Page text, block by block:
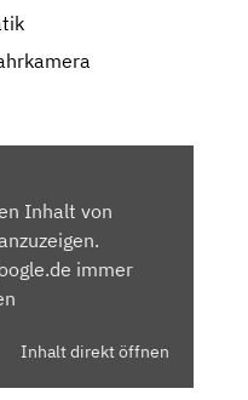
Inhalt von
immer
Inhalt direkt öffnen